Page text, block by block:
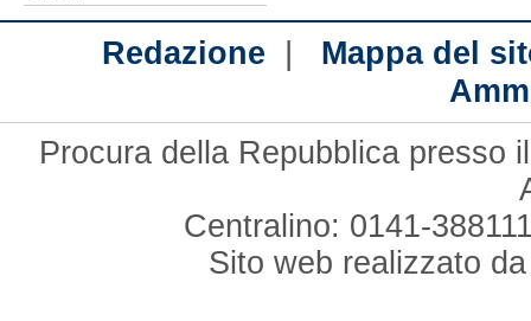
Redazione
Mappa del
Procura della Repubblica presso
Centralino: 0141-
Sito web realizzato